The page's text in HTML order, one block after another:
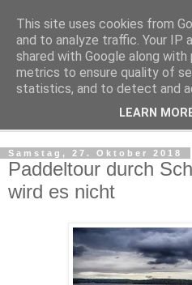
Kludge
Private Notizen aus Halle an
Samstag, 27. Oktober 2018
Paddeltour durch
wird es nicht
This site uses cookies from
and to analyze traffic. Your IP
shared with Google along
metrics to ensure quality of
statistics, and to detect and
LEARN